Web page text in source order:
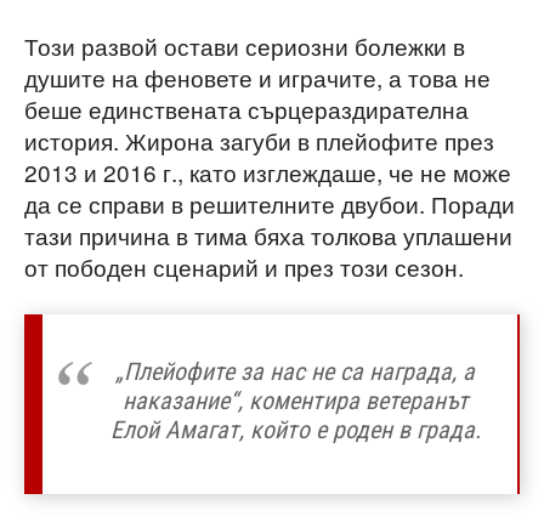
Този развой остави сериозни болежки в
душите на феновете и играчите, а това не
беше единствената сърцераздирателна
история. Жирона загуби в плейофите през
2013 и 2016 г., като изглеждаше, че не може
да се справи в решителните двубои. Поради
тази причина в тима бяха толкова уплашени
от пободен сценарий и през този сезон.
„Плейофите за нас не са награда, а
наказание“, коментира ветеранът
Елой Амагат, който е роден в града.